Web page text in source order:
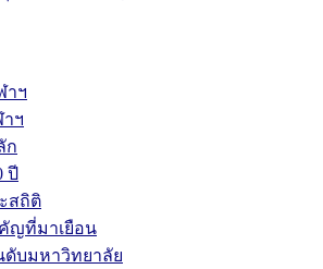
าฯ
ฯ
ก
ปี
สถิติ
ญที่มาเยือน
ดับมหาวิทยาลัย